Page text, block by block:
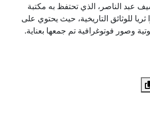
عبد الناصر، الذي تحتفظ به مكتبة
للوثائق التاريخية، حيث يحتوي على
وصور فوتوغرافية تم جمعها بعناية.